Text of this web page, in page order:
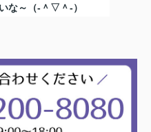
な～（‐＾▽＾‐）